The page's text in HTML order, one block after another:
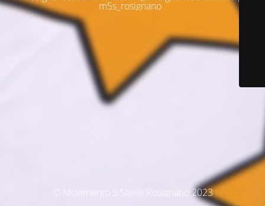
m5s_rosignano
© Movimento 5 Stelle Rosignano 2023